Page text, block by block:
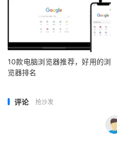
10款电脑浏览器推荐，好用的浏
览器排名
评论 抢沙发